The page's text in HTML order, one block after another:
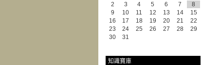
2
3 4 5 6 7
8
9
10 11 12 13 14
15
16
17 18 19 20 21
22
23
24 25 26 27 28
29
30
31
知識寶庫